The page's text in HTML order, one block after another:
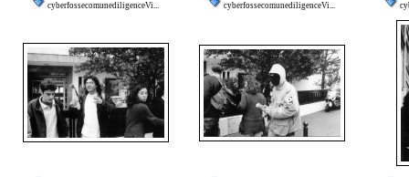
cyberfossecomunediligenceVi... cyberfossecomunediligenceVi...